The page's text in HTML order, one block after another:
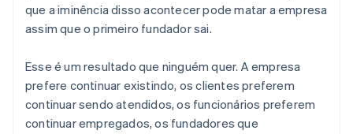
que a iminência disso acontecer pode matar a empresa
assim que o primeiro fundador sai.
Esse é um resultado que ninguém quer. A empresa
prefere continuar existindo, os clientes preferem
continuar sendo atendidos, os funcionários preferem
continuar empregados, os fundadores que